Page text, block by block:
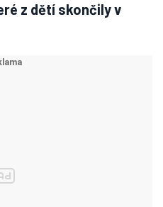
z dětí skončily v